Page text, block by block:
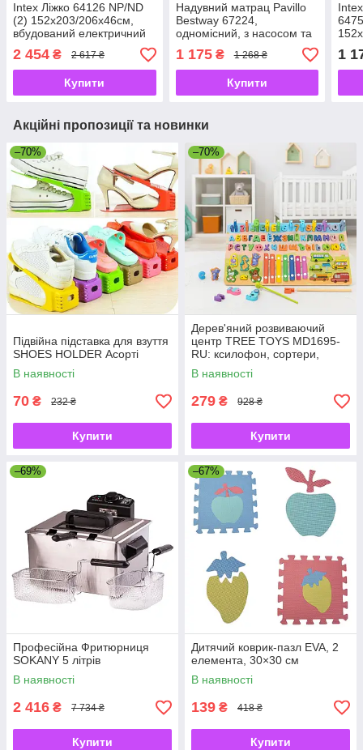
Intex Ліжко 64126 NP/ND
(2) 152х203/206х46см,
вбудований електричний
насос 220V, двоспальний
2 454 ₴ 2 617 ₴
Купити
Надувний матрац Pavillo
Bestway 67224,
одномісний, з насосом та
флокованим покриттям,
99 х 188 х 22 см
1 175₴ 1 268 ₴
Купити
1
Акційні пропозиції та новинки
–70%
Підвійна підставка для взуття
SHOES HOLDER Асорті
В наявності
70 ₴ 232 ₴
Купити
–70%
Дерев'яний розвиваючий
центр TREE TOYS MD1695-
RU: ксилофон, сортери,
рибальство, 10 рибок
В наявності
279 ₴ 928 ₴
Купити
–69%
Професійна Фритюрниця
SOKANY 5 літрів
В наявності
2 416 ₴ 7 734 ₴
Купити
–67%
Дитячий коврик-пазл EVA, 2
елемента, 30×30 см
В наявності
139 ₴ 418 ₴
Купити